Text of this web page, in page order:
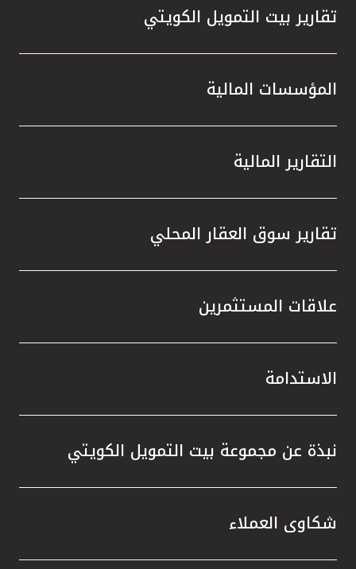
تقارير بيت التمويل الكويتي
المؤسسات المالية
التقارير المالية
تقارير سوق العقار المحلي
علاقات المستثمرين
الاستدامة
نبذة عن مجموعة بيت التمويل الكويتي
شكاوى العملاء